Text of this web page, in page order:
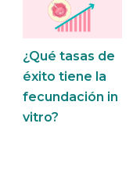
¿Qué tasas de
éxito tiene la
fecundación in
vitro?